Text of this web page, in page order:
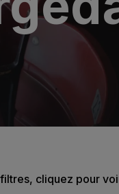
cliquez pour